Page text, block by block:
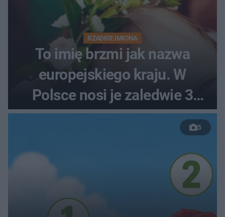
RZADKIE IMIONA
To imię brzmi jak nazwa
europejskiego kraju. W
Polsce nosi je zaledwie 3
kobiety
5